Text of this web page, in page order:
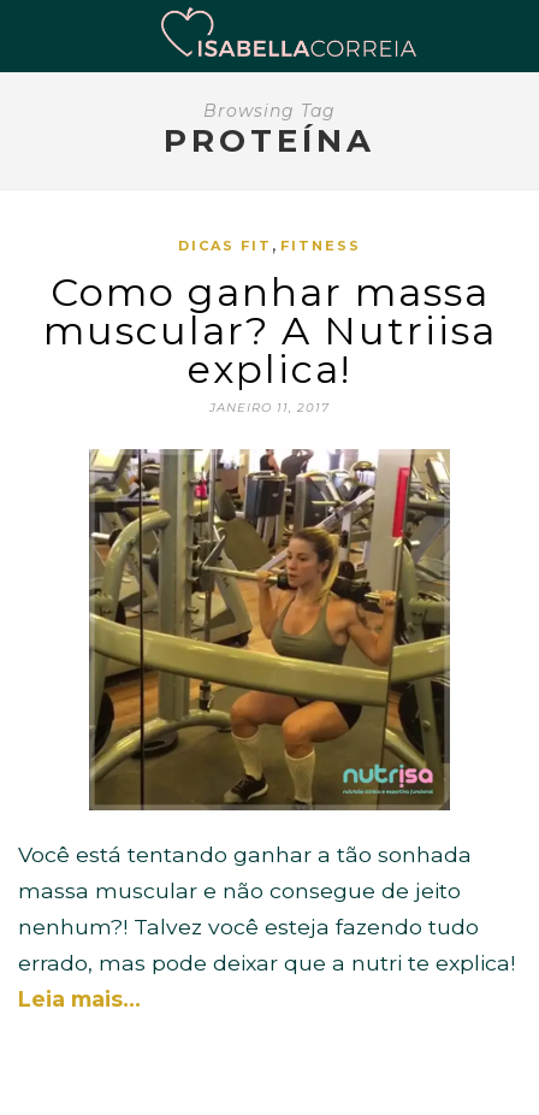
Browsing Tag
PROTEÍNA
DICAS FIT , FITNESS
Como ganhar massa
muscular? A Nutriisa
explica!
JANEIRO 11, 2017
Você está tentando ganhar a tão sonhada
massa muscular e não consegue de jeito
nenhum?! Talvez você esteja fazendo tudo
errado, mas pode deixar que a nutri te explica!
Leia mais…